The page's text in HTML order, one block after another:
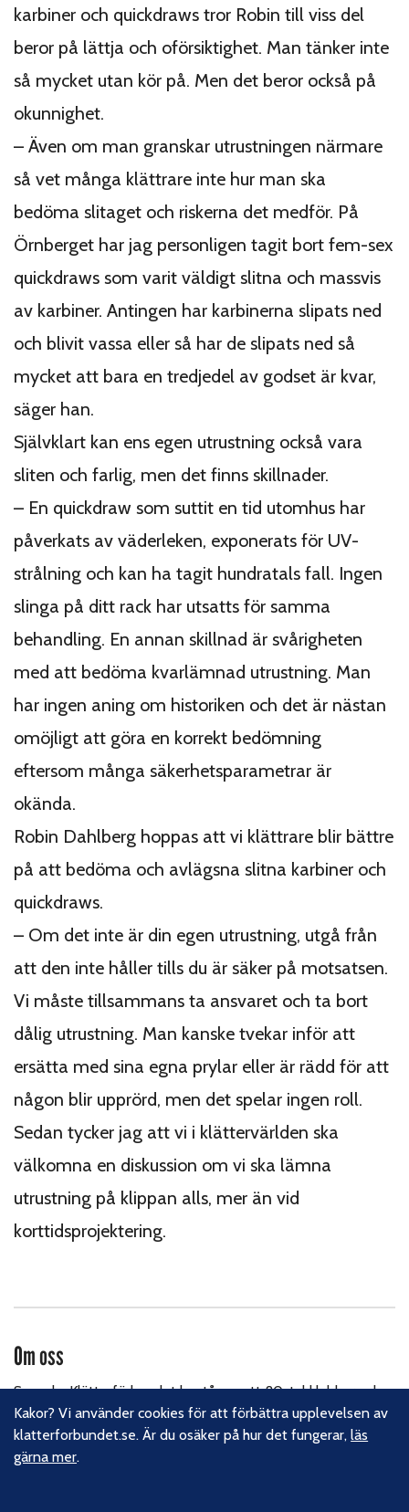
karbiner och quickdraws tror Robin till viss del
beror på lättja och oförsiktighet. Man tänker inte
så mycket utan kör på. Men det beror också på
okunnighet.
– Även om man granskar utrustningen närmare
så vet många klättrare inte hur man ska
bedöma slitaget och riskerna det medför. På
Örnberget har jag personligen tagit bort fem-sex
quickdraws som varit väldigt slitna och massvis
av karbiner. Antingen har karbinerna slipats ned
och blivit vassa eller så har de slipats ned så
mycket att bara en tredjedel av godset är kvar,
säger han.
Självklart kan ens egen utrustning också vara
sliten och farlig, men det finns skillnader.
– En quickdraw som suttit en tid utomhus har
påverkats av väderleken, exponerats för UV-
strålning och kan ha tagit hundratals fall. Ingen
slinga på ditt rack har utsatts för samma
behandling. En annan skillnad är svårigheten
med att bedöma kvarlämnad utrustning. Man
har ingen aning om historiken och det är nästan
omöjligt att göra en korrekt bedömning
eftersom många säkerhetsparametrar är
okända.
Robin Dahlberg hoppas att vi klättrare blir bättre
på att bedöma och avlägsna slitna karbiner och
quickdraws.
– Om det inte är din egen utrustning, utgå från
att den inte håller tills du är säker på motsatsen.
Vi måste tillsammans ta ansvaret och ta bort
dålig utrustning. Man kanske tvekar inför att
ersätta med sina egna prylar eller är rädd för att
någon blir upprörd, men det spelar ingen roll.
Sedan tycker jag att vi i klättervärlden ska
välkomna en diskussion om vi ska lämna
utrustning på klippan alls, mer än vid
korttidsprojektering.
Om oss
Svenska Klätterförbundet består av ett 80-tal klubbar och
över 16 000 medlemmar. Vi finns från Trelleborg i söder till
Kiruna i norr. Klättrarna i Sverige är dock betydligt fler och vi
för din talan, oavsett om du är medlem eller inte.
Kakor? Vi använder cookies för att förbättra upplevelsen av
klatterforbundet.se. Är du osäker på hur det fungerar,läs
gärna mer.